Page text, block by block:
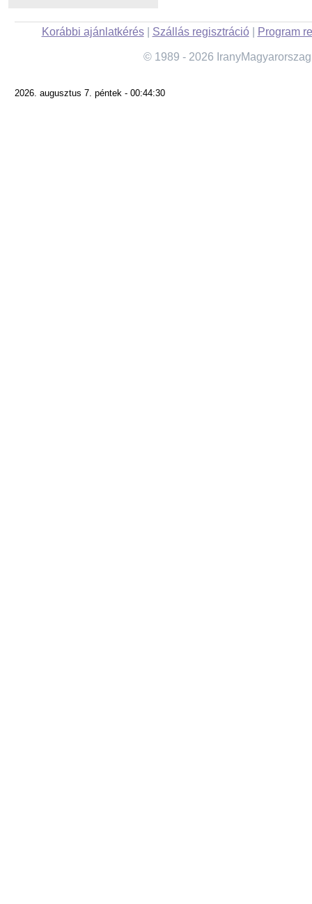
Korábbi ajánlatkérés| Szállás regisztráció| Program
© 1989 - 2026
2026. augusztus 7. péntek - 00:44:30